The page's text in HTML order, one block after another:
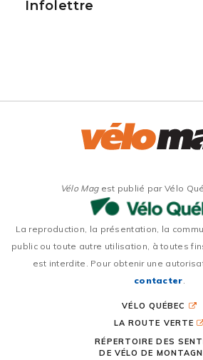
Infolettre
Vélo Magest publié par Vélo
La reproduction, la présentation, la
public ou toute autre utilisation, à toutes
est interdite. Pour obtenir une
contacter.
VÉLO QUÉBEC
LA ROUTE VERTE
RÉPERTOIRE DES
DE VÉLO DE